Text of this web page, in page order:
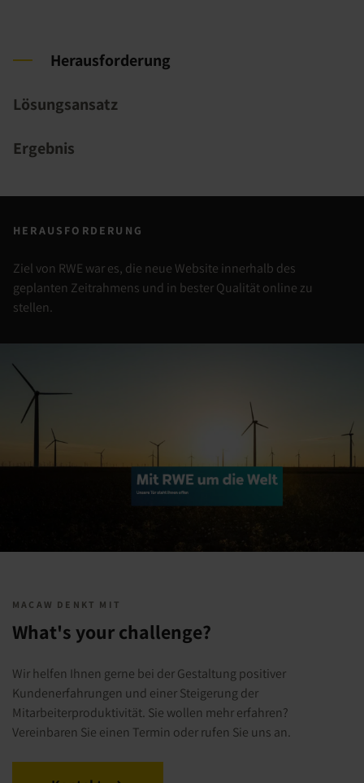
Herausforderung
Lösungsansatz
Ergebnis
HERAUSFORDERUNG
Ziel von RWE war es, die neue Website innerhalb des
geplanten Zeitrahmens und in bester Qualität online zu
stellen.
MACAW DENKT MIT
What's your challenge?
Wir helfen Ihnen gerne bei der Gestaltung positiver
Kundenerfahrungen und einer Steigerung der
Mitarbeiterproduktivität. Sie wollen mehr erfahren?
Vereinbaren Sie einen Termin oder rufen Sie uns an.